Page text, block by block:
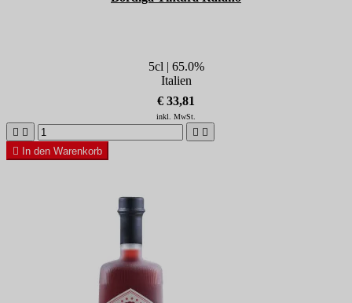
5cl | 65.0%
Italien
€ 33,81
inkl. MwSt.
   

In den Warenkorb